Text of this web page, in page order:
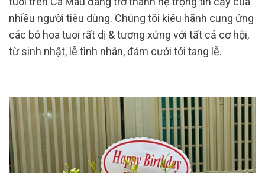
nhiều người tiêu dùng. Chúng tôi kiêu hãnh cung ứng
các bó hoa tuoi rất dị & tương xứng với tất cả cơ hội,
từ sinh nhật, lễ tình nhân, đám cưới tới tang lễ.